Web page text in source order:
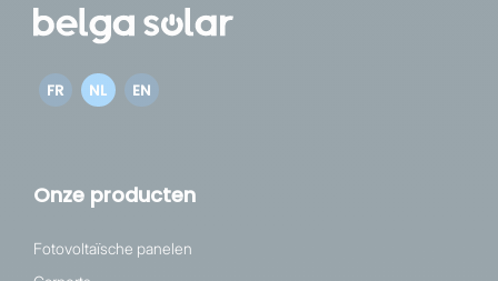
FR NL EN
Onze producten
Fotovoltaïsche panelen